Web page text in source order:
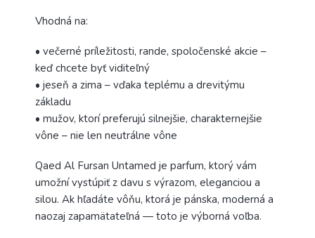
Vhodná na:
• večerné príležitosti, rande, spoločenské akcie –
keď chcete byť viditeľný
• jeseň a zima – vďaka teplému a drevitýmu
základu
• mužov, ktorí preferujú silnejšie, charakternejšie
vône – nie len neutrálne vône
Qaed Al Fursan Untamed je parfum, ktorý vám
umožní vystúpiť z davu s výrazom, eleganciou a
silou. Ak hľadáte vôňu, ktorá je pánska, moderná a
naozaj zapamätateľná — toto je výborná voľba.